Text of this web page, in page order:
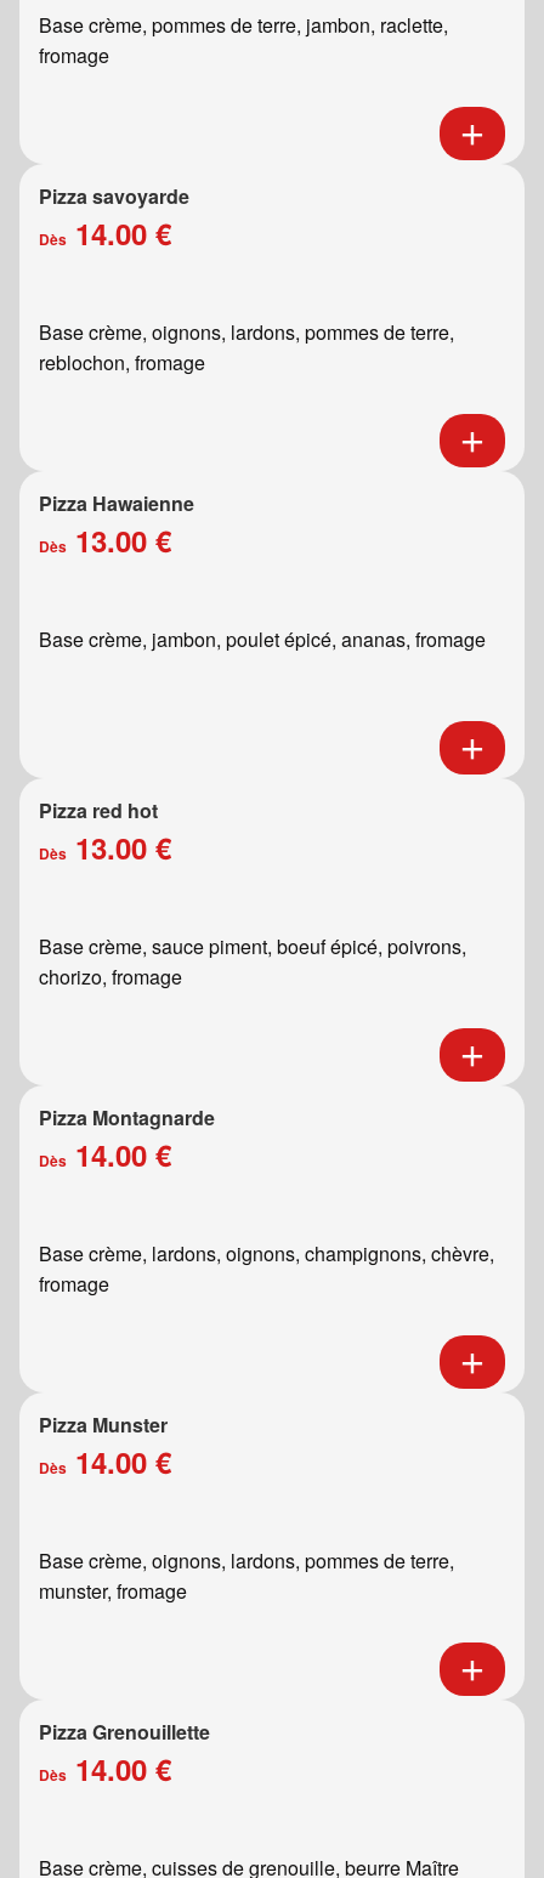
Base crème, pommes de terre, jambon, raclette,
fromage
Pizza savoyarde
Dès 14.00 €
Base crème, oignons, lardons, pommes de terre,
reblochon, fromage
Pizza Hawaienne
Dès 13.00 €
Base crème, jambon, poulet épicé, ananas, fromage
Pizza red hot
Dès 13.00 €
Base crème, sauce piment, boeuf épicé, poivrons,
chorizo, fromage
Pizza Montagnarde
Dès 14.00 €
Base crème, lardons, oignons, champignons, chèvre,
fromage
Pizza Munster
Dès 14.00 €
Base crème, oignons, lardons, pommes de terre,
munster, fromage
Pizza Grenouillette
Dès 14.00 €
Base crème, cuisses de grenouille, beurre Maître